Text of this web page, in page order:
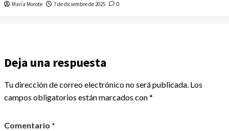
María Morote 7 de diciembre de 2025 0
Deja una respuesta
Tu dirección de correo electrónico no será publicada. Los
campos obligatorios están marcados con*
Comentario *